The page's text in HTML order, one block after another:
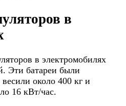
в
в электромобилях
Эти батареи были
около 400 кг и
16 кВт/час.